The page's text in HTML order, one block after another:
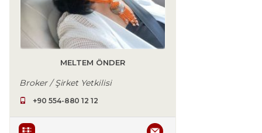
MELTEM ÖNDER
Broker / Şirket Yetkilisi
+90 554-880 12 12